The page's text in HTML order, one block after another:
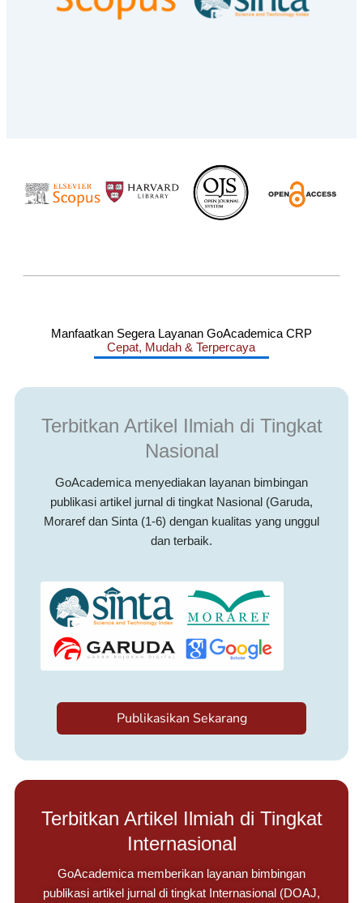
Manfaatkan Segera Layanan GoAcademica CRP
Cepat, Mudah & Terpercaya
Terbitkan Artikel Ilmiah di Tingkat
Nasional
GoAcademica menyediakan layanan bimbingan
publikasi artikel jurnal di tingkat Nasional (Garuda,
Moraref dan Sinta (1-6) dengan kualitas yang unggul
dan terbaik.
Publikasikan Sekarang
Terbitkan Artikel Ilmiah di Tingkat
Internasional
GoAcademica memberikan layanan bimbingan
publikasi artikel jurnal di tingkat Internasional (DOAJ,